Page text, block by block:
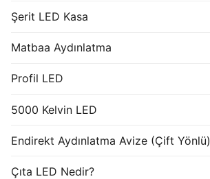
Şerit LED Kasa
Matbaa Aydınlatma
Profil LED
5000 Kelvin LED
Endirekt Aydınlatma Avize (Çift Yönlü)
Çıta LED Nedir?